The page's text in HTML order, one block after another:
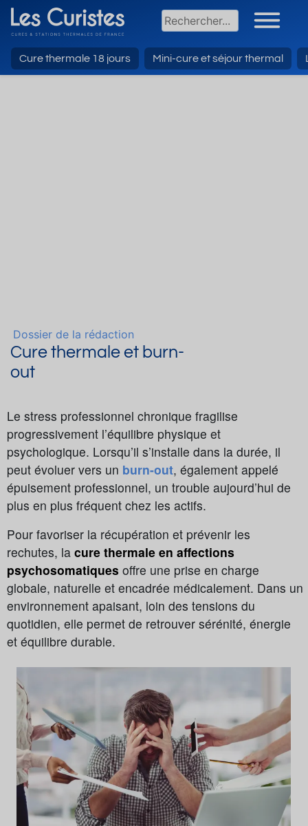
Cure thermale 18 jours Mini-cure et séjour thermal
Dossier de la rédaction
Cure thermale et burn-
out
Le stress professionnel chronique fragilise
progressivement l’équilibre physique et
psychologique. Lorsqu’il s’installe dans la durée, il
peut évoluer vers un burn-out, également appelé
épuisement professionnel, un trouble aujourd’hui de
plus en plus fréquent chez les actifs.
Pour favoriser la récupération et prévenir les
rechutes, la cure thermale en affections
psychosomatiques offre une prise en charge
globale, naturelle et encadrée médicalement. Dans un
environnement apaisant, loin des tensions du
quotidien, elle permet de retrouver sérénité, énergie
et équilibre durable.
〉 Sommaire